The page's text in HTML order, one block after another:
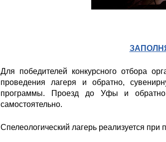
Для победителей конкурсного отбора
проведения лагеря и обратно,
программы. Проезд до Уфы и обратно,
самостоятельно.
Спелеологический лагерь реализуется